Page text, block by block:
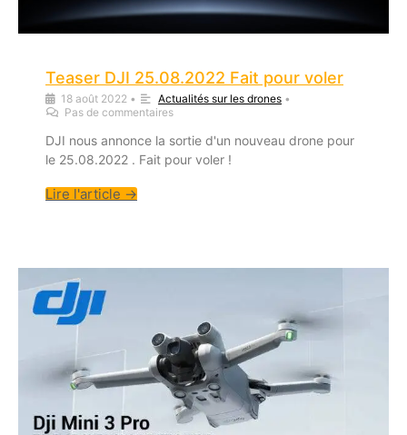
Teaser DJI 25.08.2022 Fait pour voler
18 août 2022 • Actualités sur les drones •
Pas de commentaires
DJI nous annonce la sortie d'un nouveau drone pour
le 25.08.2022 . Fait pour voler !
Lire l'article →